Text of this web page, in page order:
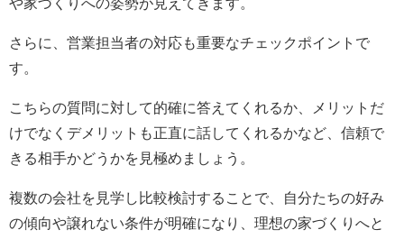
さらに、営業担当者の対応も重要なチェックポイントで
す。
こちらの質問に対して的確に答えてくれるか、メリットだ
けでなくデメリットも正直に話してくれるかなど、信頼で
きる相手かどうかを見極めましょう。
複数の会社を見学し比較検討することで、自分たちの好み
の傾向や譲れない条件が明確になり、理想の家づくりへと